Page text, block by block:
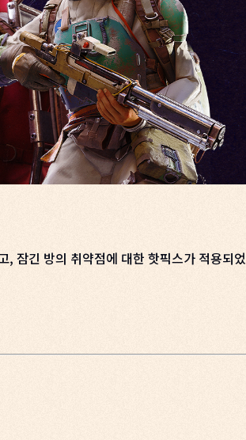
잠긴 방의 취약점에 대한 핫픽스가 적용되